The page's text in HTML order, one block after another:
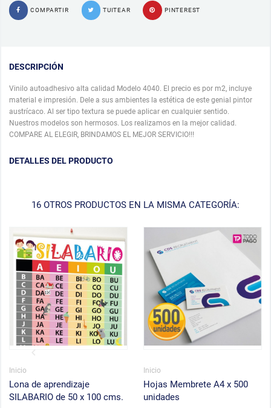
COMPARTIR TUITEAR PINTEREST
DESCRIPCIÓN
Vinilo autoadhesivo alta calidad Modelo 4040. El precio es por m2, incluye
material e impresión. Dele a sus ambientes la estética de este genial pintor
austrícaco. Al ser tipo textura se puede aplicar en cualquier sentido.
Nuestros modelos son hermosos. Los realizamos en la mejor calidad.
COMPARE AL ELEGIR, BRINDAMOS EL MEJOR SERVICIO!!!
DETALLES DEL PRODUCTO
16 OTROS PRODUCTOS EN LA MISMA CATEGORÍA:
Inicio
Lona de aprendizaje
SILABARIO de 50 x 100 cms.
Inicio
Hojas Membrete A4 x 500
unidades